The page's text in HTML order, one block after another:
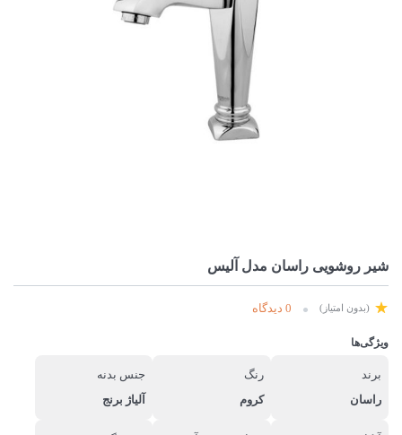
شیر روشویی راسان مدل آلیس
(بدون امتیاز) 0 دیدگاه
ویژگی‌ها
برند
راسان
رنگ
کروم
جنس بدنه
آلیاژ برنج